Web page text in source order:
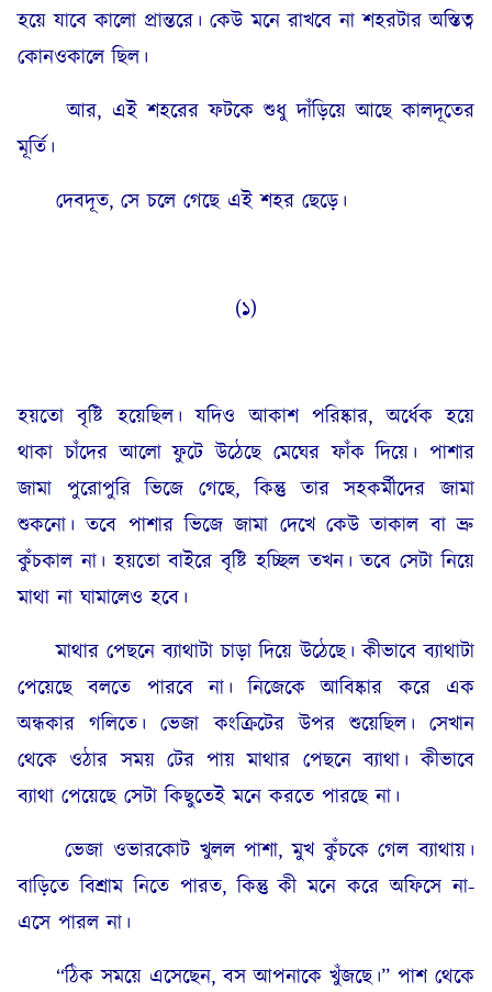
হয়ে যাবে কালো প্রান্তরে। কেউ মনে রাখবে না শহরটার অস্তিত্ব
কোনওকালে ছিল।
আর, এই শহরের ফটকে শুধু দাঁড়িয়ে আছে কালদূতের
মূর্তি।
দেবদূত, সে চলে গেছে এই শহর ছেড়ে।
(১)
হয়তো বৃষ্টি হয়েছিল। যদিও আকাশ পরিষ্কার, অর্ধেক হয়ে
থাকা চাঁদের আলো ফুটে উঠেছে মেঘের ফাঁক দিয়ে। পাশার
জামা পুরোপুরি ভিজে গেছে, কিন্তু তার সহকর্মীদের জামা
শুকনো। তবে পাশার ভিজে জামা দেখে কেউ তাকাল বা ভ্রু
কুঁচকাল না। হয়তো বাইরে বৃষ্টি হচ্ছিল তখন। তবে সেটা নিয়ে
মাথা না ঘামালেও হবে।
মাথার পেছনে ব্যাথাটা চাড়া দিয়ে উঠেছে। কীভাবে ব্যাথাটা
পেয়েছে বলতে পারবে না। নিজেকে আবিষ্কার করে এক
অন্ধকার গলিতে। ভেজা কংক্রিটের উপর শুয়েছিল। সেখান
থেকে ওঠার সময় টের পায় মাথার পেছনে ব্যাথা। কীভাবে
ব্যাথা পেয়েছে সেটা কিছুতেই মনে করতে পারছে না।
ভেজা ওভারকোট খুলল পাশা, মুখ কুঁচকে গেল ব্যাথায়।
বাড়িতে বিশ্রাম নিতে পারত, কিন্তু কী মনে করে অফিসে না-
এসে পারল না।
“ঠিক সময়ে এসেছেন, বস আপনাকে খুঁজছে।” পাশ থেকে